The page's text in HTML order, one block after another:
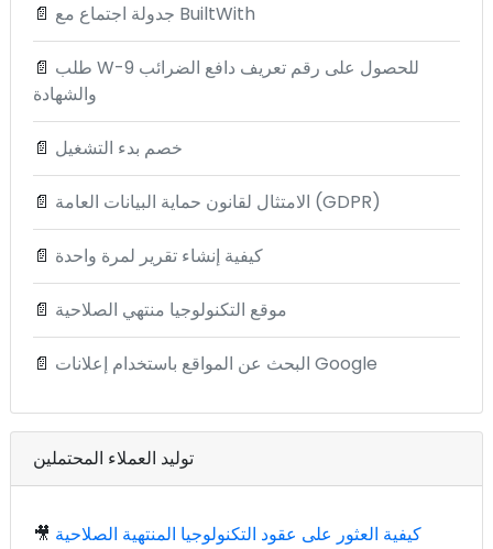
📄 جدولة اجتماع مع BuiltWith
📄 طلب W-9 للحصول على رقم تعريف دافع الضرائب
والشهادة
📄 خصم بدء التشغيل
📄 الامتثال لقانون حماية البيانات العامة (GDPR)
📄 كيفية إنشاء تقرير لمرة واحدة
📄 موقع التكنولوجيا منتهي الصلاحية
📄 البحث عن المواقع باستخدام إعلانات Google
توليد العملاء المحتملين
🎥 كيفية العثور على عقود التكنولوجيا المنتهية الصلاحية